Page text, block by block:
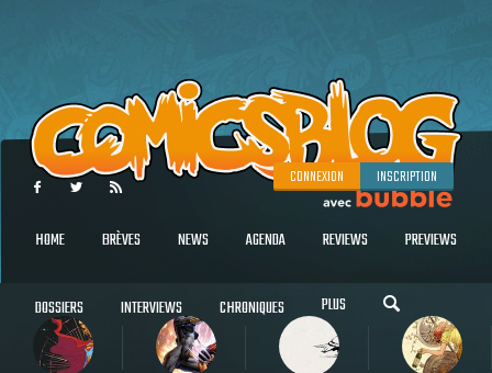
CONNEXION INSCRIPTION
HOME BRÈVES NEWS AGENDA REVIEWS PREVIEWS
DOSSIERS INTERVIEWS CHRONIQUES PLUS